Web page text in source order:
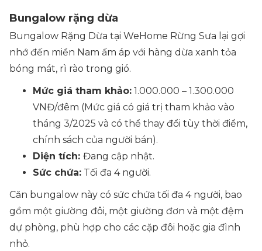
Bungalow rặng dừa
Bungalow Rặng Dừa tại WeHome Rừng Sưa lại gợi
nhớ đến miền Nam ấm áp với hàng dừa xanh tỏa
bóng mát, rì rào trong gió.
Mức giá tham khảo: 1.000.000 – 1.300.000
VNĐ/đêm (Mức giá có giá trị tham khảo vào
tháng 3/2025 và có thể thay đổi tùy thời điểm,
chính sách của người bán).
Diện tích: Đang cập nhật.
Sức chứa: Tối đa 4 người.
Căn bungalow này có sức chứa tối đa 4 người, bao
gồm một giường đôi, một giường đơn và một đệm
dự phòng, phù hợp cho các cặp đôi hoặc gia đình
nhỏ.